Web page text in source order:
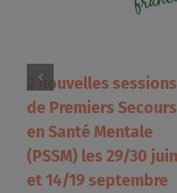
2 nouvelles sessions
de Premiers Secours
en Santé Mentale
(PSSM) les 29/30 juin
et 14/19 septembre